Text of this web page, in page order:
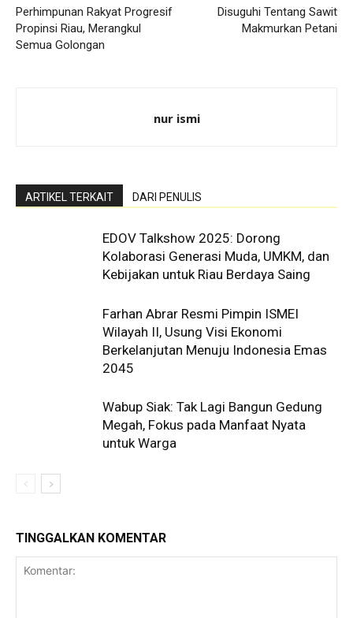
Perhimpunan Rakyat Progresif
Propinsi Riau, Merangkul
Semua Golongan
Disuguhi Tentang Sawit
Makmurkan Petani
nur ismi
ARTIKEL TERKAIT DARI PENULIS
EDOV Talkshow 2025: Dorong
Kolaborasi Generasi Muda, UMKM, dan
Kebijakan untuk Riau Berdaya Saing
Farhan Abrar Resmi Pimpin ISMEI
Wilayah II, Usung Visi Ekonomi
Berkelanjutan Menuju Indonesia Emas
2045
Wabup Siak: Tak Lagi Bangun Gedung
Megah, Fokus pada Manfaat Nyata
untuk Warga
TINGGALKAN KOMENTAR